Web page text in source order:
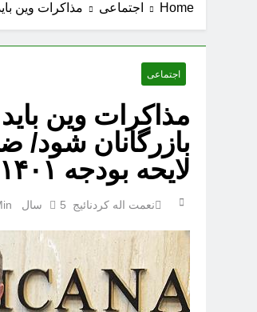
Home اجتماعی مذاکرات وین
اجتماعی
مذاکرات وین
بازرگانان شود/
لایحه بودجه ۱۴۰۱
نعمت اله کردنائیج 5 سال Ago